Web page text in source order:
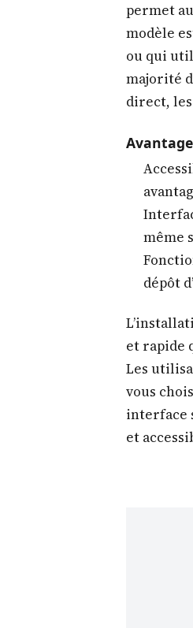
permet
modèle
ou qui
majorité
direct,
même
dépôt
et rapide
Les
vous
interface
et